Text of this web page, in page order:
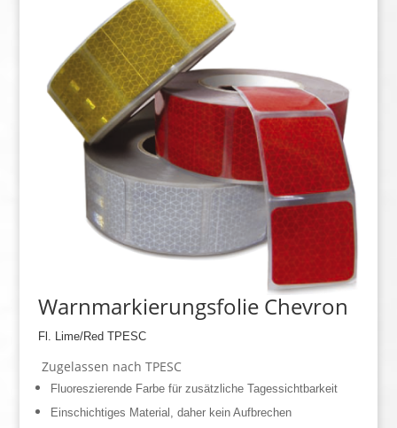
Warnmarkierungsfolie Chevron
Fl. Lime/Red TPESC
Zugelassen nach TPESC
Fluoreszierende Farbe für zusätzliche Tagessichtbarkeit
Einschichtiges Material, daher kein Aufbrechen